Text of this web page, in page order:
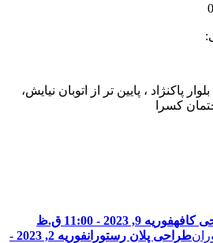
پاکنژاد ، پایین تر از اتوبان نیایش،
کسرا
کافهفوریه 9, 2023 - 11:00 ق.ظ
طراحی پلان رستوران
فوریه 2, 2023 -